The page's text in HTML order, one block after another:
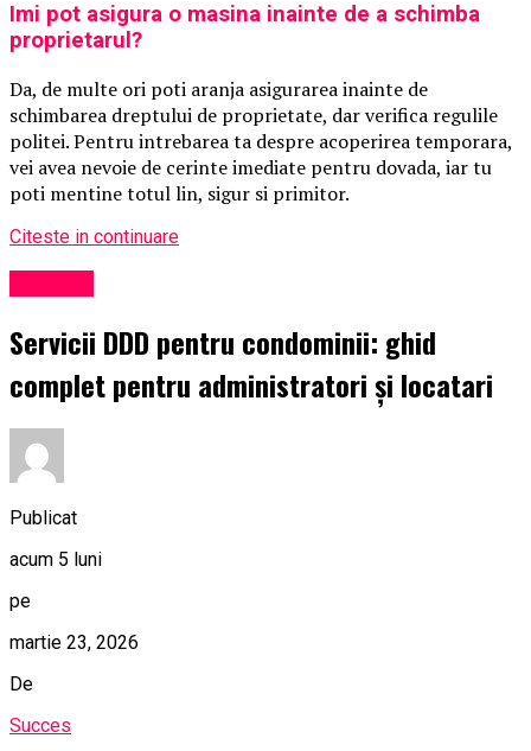
Imi pot asigura o masina inainte de a schimba
proprietarul?
Da, de multe ori poti aranja asigurarea inainte de
schimbarea dreptului de proprietate, dar verifica regulile
politei. Pentru intrebarea ta despre acoperirea temporara,
vei avea nevoie de cerinte imediate pentru dovada, iar tu
poti mentine totul lin, sigur si primitor.
Citeste in continuare
Servicii DDD pentru condominii: ghid
complet pentru administratori și locatari
Publicat
acum 5 luni
pe
martie 23, 2026
De
Succes